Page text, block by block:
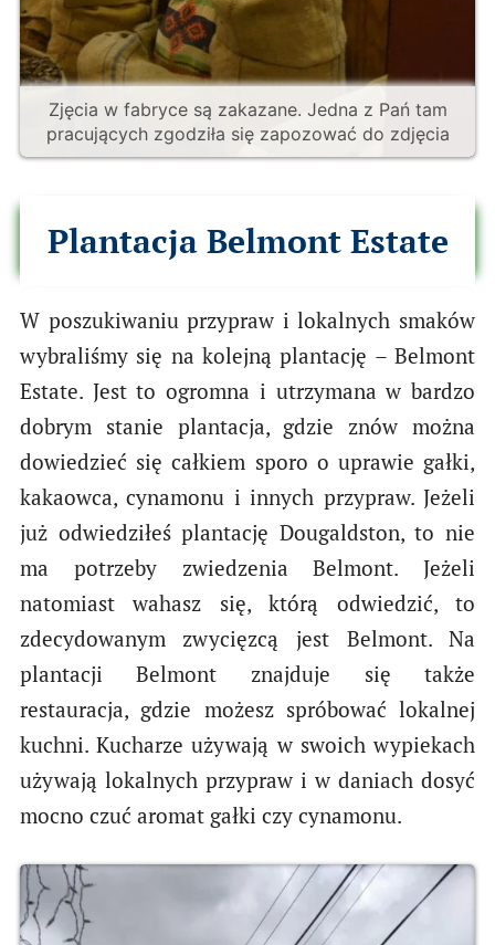
Zjęcia w fabryce są zakazane. Jedna z Pań tam
pracujących zgodziła się zapozować do zdjęcia
Plantacja Belmont Estate
W poszukiwaniu przypraw i lokalnych smaków
wybraliśmy się na kolejną plantację – Belmont
Estate. Jest to ogromna i utrzymana w bardzo
dobrym stanie plantacja, gdzie znów można
dowiedzieć się całkiem sporo o uprawie gałki,
kakaowca, cynamonu i innych przypraw. Jeżeli
już odwiedziłeś plantację Dougaldston, to nie
ma potrzeby zwiedzenia Belmont. Jeżeli
natomiast wahasz się, którą odwiedzić, to
zdecydowanym zwycięzcą jest Belmont. Na
plantacji Belmont znajduje się także
restauracja, gdzie możesz spróbować lokalnej
kuchni. Kucharze używają w swoich wypiekach
używają lokalnych przypraw i w daniach dosyć
mocno czuć aromat gałki czy cynamonu.